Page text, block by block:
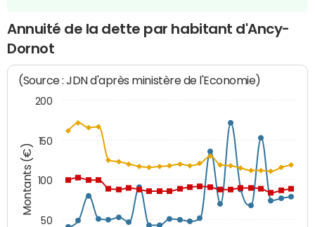
Annuité de la dette par habitant d'Ancy-
Dornot
Montants (€)
(Source : JDN d'après ministère de l'Economie)
50
100
150
200